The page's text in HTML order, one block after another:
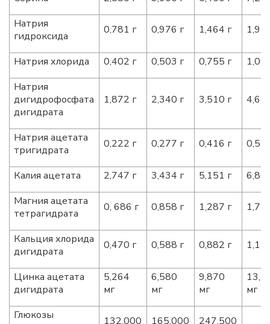
Натрия
гидроксида
0,781 г 0,976 г 1,464 г
Натрия хлорида 0,402 г 0,503 г 0,755 г
Натрия
дигидрофосфата
дигидрата
1,872 г 2,340 г 3,510 г
Натрия ацетата
тригидрата
0,222 г 0,277 г 0,416 г
Калия ацетата 2,747 г 3,434 г 5,151 г
Магния ацетата
тетрагидрата
0, 686 г 0,858 г 1,287 г
Кальция хлорида
дигидрата
0,470 г 0,588 г 0,882 г
Цинка ацетата
дигидрата
5,264
мг
6,580
мг
9,870
мг
мг
Глюкозы
132,000
165,000
247,500